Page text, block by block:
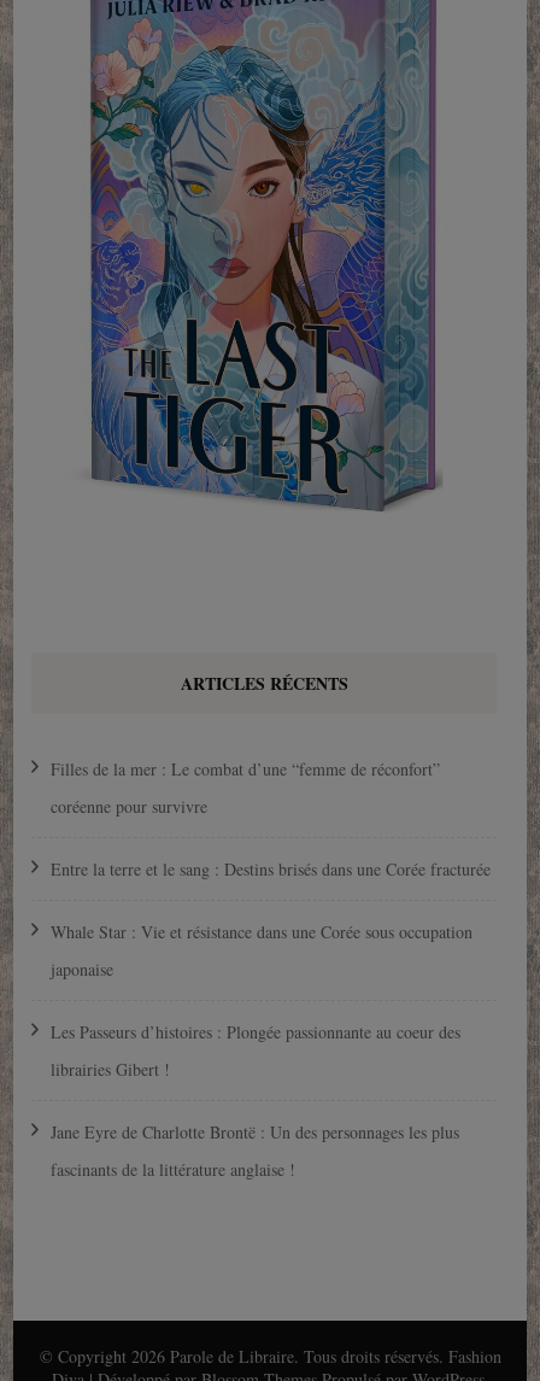
ARTICLES RÉCENTS
Filles de la mer : Le combat d’une “femme de réconfort”
coréenne pour survivre
Entre la terre et le sang : Destins brisés dans une Corée fracturée
Whale Star : Vie et résistance dans une Corée sous occupation
japonaise
Les Passeurs d’histoires : Plongée passionnante au coeur des
librairies Gibert !
Jane Eyre de Charlotte Brontë : Un des personnages les plus
fascinants de la littérature anglaise !
© Copyright 2026 Parole de Libraire. Tous droits réservés. Fashion